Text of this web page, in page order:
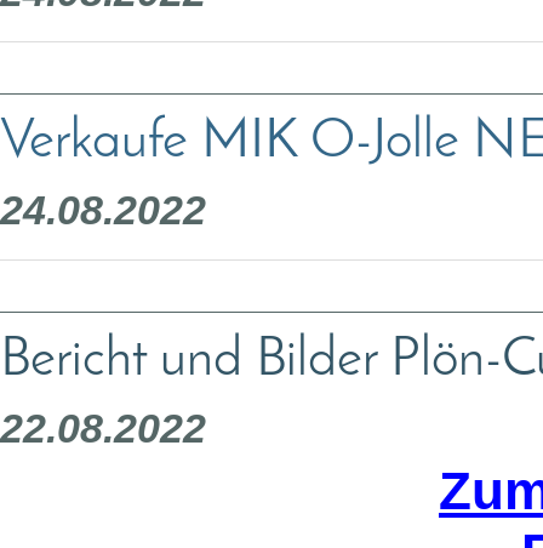
Verkaufe MIK O-Jolle
24.08.2022
Bericht und Bilder Plön-
22.08.2022